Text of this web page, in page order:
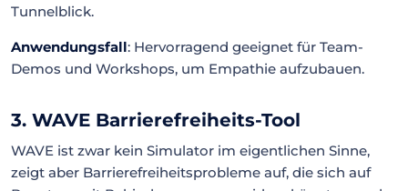
Tunnelblick.
Anwendungsfall: Hervorragend geeignet für Team-
Demos und Workshops, um Empathie aufzubauen.
3. WAVE Barrierefreiheits-Tool
WAVE ist zwar kein Simulator im eigentlichen Sinne,
zeigt aber Barrierefreiheitsprobleme auf, die sich auf